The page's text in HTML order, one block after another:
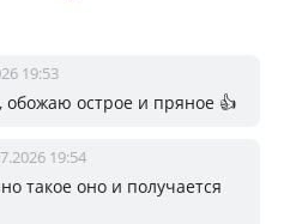
19:53
обожаю острое и пряное 👍
19:54
такое оно и получается